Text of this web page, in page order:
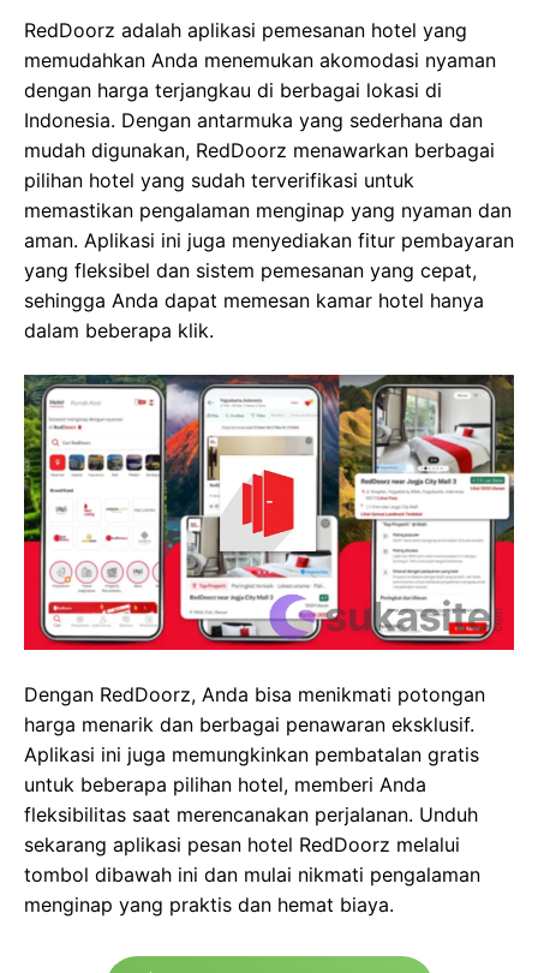
RedDoorz adalah aplikasi pemesanan hotel yang
memudahkan Anda menemukan akomodasi nyaman
dengan harga terjangkau di berbagai lokasi di
Indonesia. Dengan antarmuka yang sederhana dan
mudah digunakan, RedDoorz menawarkan berbagai
pilihan hotel yang sudah terverifikasi untuk
memastikan pengalaman menginap yang nyaman dan
aman. Aplikasi ini juga menyediakan fitur pembayaran
yang fleksibel dan sistem pemesanan yang cepat,
sehingga Anda dapat memesan kamar hotel hanya
dalam beberapa klik.
Dengan RedDoorz, Anda bisa menikmati potongan
harga menarik dan berbagai penawaran eksklusif.
Aplikasi ini juga memungkinkan pembatalan gratis
untuk beberapa pilihan hotel, memberi Anda
fleksibilitas saat merencanakan perjalanan. Unduh
sekarang aplikasi pesan hotel RedDoorz melalui
tombol dibawah ini dan mulai nikmati pengalaman
menginap yang praktis dan hemat biaya.